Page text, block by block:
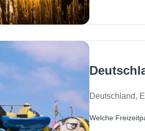
Deutschland,
Welche